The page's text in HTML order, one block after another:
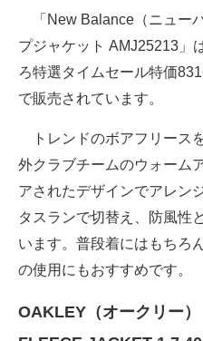
「New Balance（ニュー
プジャケット AMJ25213」
ろ特選タイムセール特価
で販売されています。
トレンドのボアフリース
外クラブチームのウォーム
アされたデザインでアレン
タスランで切替え、防風性
います。普段着にはもちろ
の使用にもおすすめです。
OAKLEY（オークリー